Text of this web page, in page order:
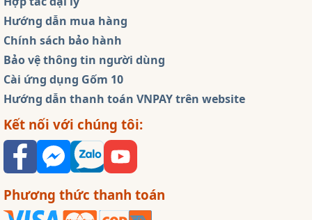
Hướng dẫn mua hàng
Chính sách bảo hành
Bảo vệ thông tin người dùng
Cài ứng dụng Gốm 10
Hướng dẫn thanh toán VNPAY trên website
Kết nối với chúng tôi:
Phương thức thanh toán